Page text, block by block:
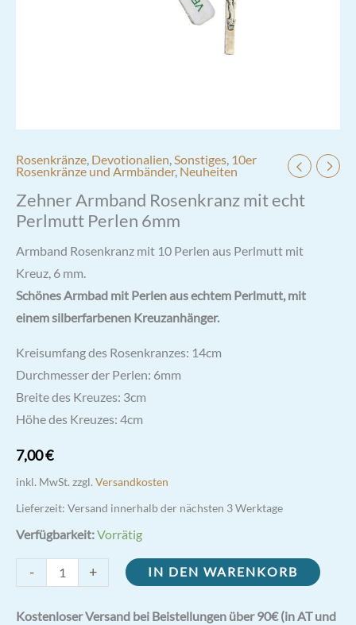
Rosenkränze, Devotionalien,Sonstiges, 10er
Rosenkränze und Armbänder, Neuheiten
Zehner Armband Rosenkranz mit echt
Perlmutt Perlen 6mm
Armband Rosenkranz mit 10 Perlen aus Perlmutt mit
Kreuz, 6 mm.
Schönes Armbad mit Perlen aus echtem Perlmutt, mit
einem silberfarbenen Kreuzanhänger.
Kreisumfang des Rosenkranzes: 14cm
Durchmesser der Perlen: 6mm
Breite des Kreuzes: 3cm
Höhe des Kreuzes: 4cm
7,00€
inkl. MwSt. zzgl. Versandkosten
Lieferzeit: Versand innerhalb der nächsten 3 Werktage
Verfügbarkeit:Vorrätig
-
Armband
Rosenkranz
+ IN DEN WARENKORB
Kostenloser Versand bei Beistellungen über 90€ (in AT und